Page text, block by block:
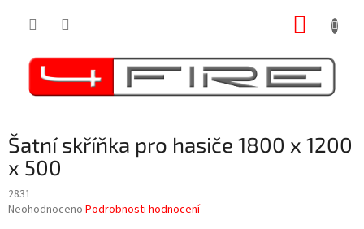
Šatní skříňka pro hasiče 1800 x 1200
x 500
2831
Průměrné
Neohodnoceno Podrobnosti hodnocení